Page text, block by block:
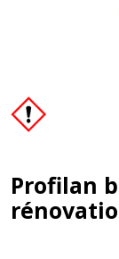
Profilan